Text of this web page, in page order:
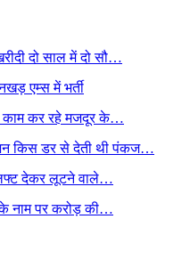
दो साल में दो सौ…
एम्स में भर्ती
काम कर रहे मजदूर के…
किस डर से देती थी पंकज…
देकर लूटने वाले…
के नाम पर करोड़ की…